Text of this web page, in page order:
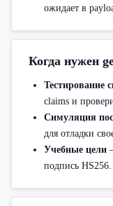
ожидает в
Когда нужен
Тестирование
claims и
Симуляция
для отладки
Учебные цели
подпись HS256.